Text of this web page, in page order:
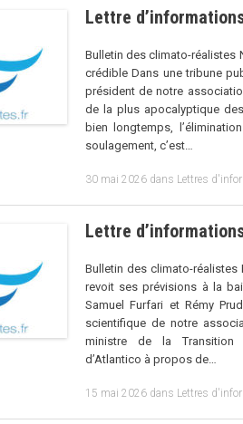
Lettre
Bulletin des climato-réalistes
crédible Dans une tribune
président de notre
de la plus apocalyptique
bien longtemps,
soulagement, c’est…
30 mai 2026 dans Lettres
Lettre
Bulletin des climato-réalistes
revoit ses prévisions à la
Samuel Furfari et Rémy
scientifique de notre
ministre de la Transition
d’Atlantico à propos de…
15 mai 2026 dans Lettres